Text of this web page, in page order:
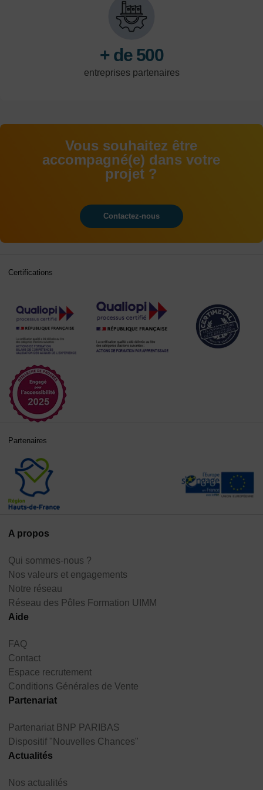
logistique.
+ de 500
entreprises partenaires
Vous souhaitez être
accompagné(e) dans votre
projet ?
Contactez-nous
A propos
Qui sommes-nous ?
Nos valeurs et engagements
Notre réseau
Réseau des Pôles Formation UIMM
Aide
FAQ
Contact
Espace recrutement
Conditions Générales de Vente
Partenariat
Partenariat BNP PARIBAS
Dispositif "Nouvelles Chances"
Actualités
Nos actualités
Certifications
Partenaires